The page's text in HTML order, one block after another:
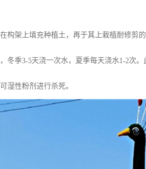
构架上填充种植土，再于其上栽植耐修
冬季3-5天浇一次水，夏季每天浇水1-2次
湿性粉剂进行杀死。